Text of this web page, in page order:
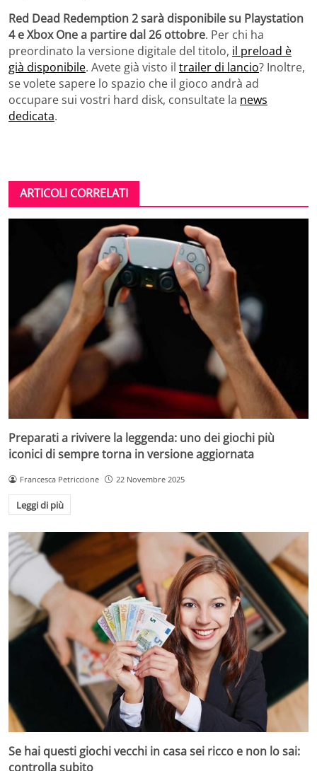
Red Dead Redemption 2 sarà disponibile su Playstation
4 e Xbox One a partire dal 26 ottobre. Per chi ha
preordinato la versione digitale del titolo, il preload è
già disponibile. Avete già visto il trailer di lancio? Inoltre,
se volete sapere lo spazio che il gioco andrà ad
occupare sui vostri hard disk, consultate la news
dedicata.
ARTICOLI CORRELATI
Preparati a rivivere la leggenda: uno dei giochi più
iconici di sempre torna in versione aggiornata
Francesca Petriccione 22 Novembre 2025
Leggi di più
Se hai questi giochi vecchi in casa sei ricco e non lo sai:
controlla subito